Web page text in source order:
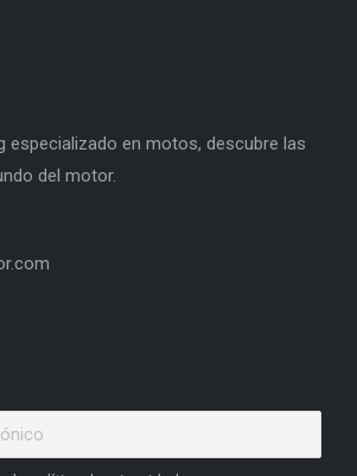
especializado en motos, descubre las
del motor.